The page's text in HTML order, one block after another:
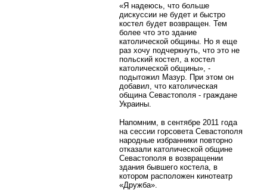
«Я надеюсь, что больше
дискуссии не будет и быстро
костел будет возвращен. Тем
более что это здание
католической общины. Но я еще
раз хочу подчеркнуть, что это не
польский костел, а костел
католической общины», -
подытожил Мазур. При этом он
добавил, что католическая
община Севастополя - граждане
Украины.
Напомним, в сентябре 2011 года
на сессии горсовета Севастополя
народные избранники повторно
отказали католической общине
Севастополя в возвращении
здания бывшего костела, в
котором расположен кинотеатр
«Дружба».